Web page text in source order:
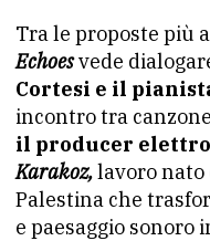
Tra le proposte più
Echoesvede
Cortesi e il
incontro tra
il producer
Karakoz,lavoro nato
Palestina che
e paesaggio sonoro